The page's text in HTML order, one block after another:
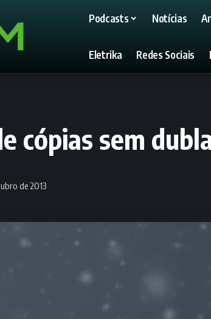
Podcasts Notícias
Eletrika Redes Sociais
cópias sem
de 2013